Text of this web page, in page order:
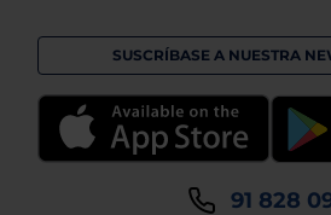
SUSCRÍBASE A NUESTRA
91 828